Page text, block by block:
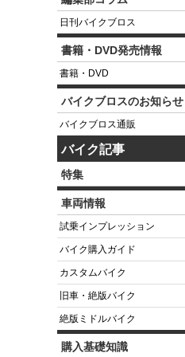
日刊バイクブロス
書籍・DVD発売情報
書籍・DVD
バイクブロスのお知らせ
バイクブロス通販
バイク記事
特集
車両情報
試乗インプレッション
バイク購入ガイド
カスタムバイク
旧車・絶版バイク
絶版ミドルバイク
購入基礎知識